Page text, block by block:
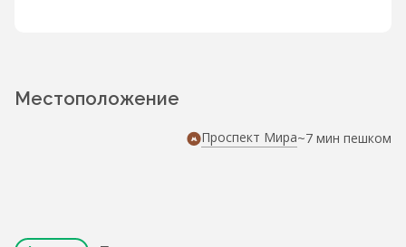
Местоположение
Проспект Мира~7 мин пешком